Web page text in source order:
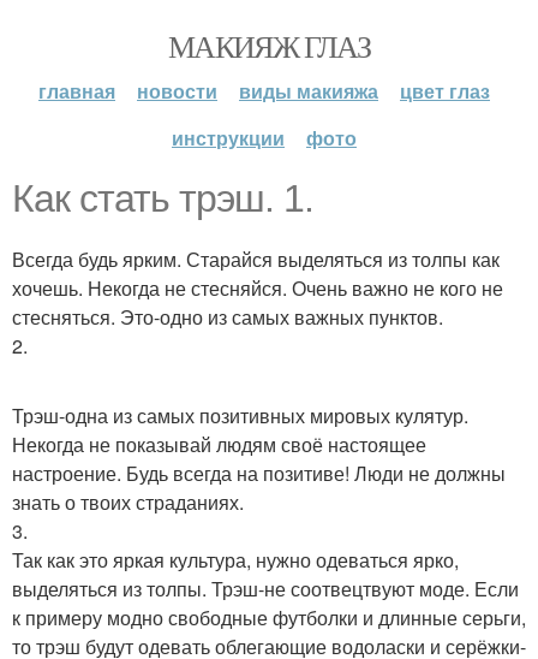
МАКИЯЖ ГЛАЗ
главная новости виды макияжа
цвет глаз
инструкции
фото
Как стать трэш. 1.
Всегда будь ярким. Старайся выделяться из толпы как
хочешь. Некогда не стесняйся. Очень важно не кого не
стесняться. Это-одно из самых важных пунктов.
2.
Трэш-одна из самых позитивных мировых кулятур.
Некогда не показывай людям своё настоящее
настроение. Будь всегда на позитиве! Люди не должны
знать о твоих страданиях.
3.
Так как это яркая культура, нужно одеваться ярко,
выделяться из толпы. Трэш-не соотвецтвуют моде. Если
к примеру модно свободные футболки и длинные серьги,
то трэш будут одевать облегающие водоласки и серёжки-